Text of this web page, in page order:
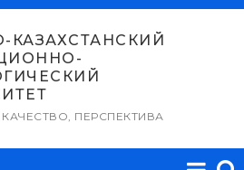
КАЗАХСТАНСКИЙ
ПЕРСПЕКТИВА